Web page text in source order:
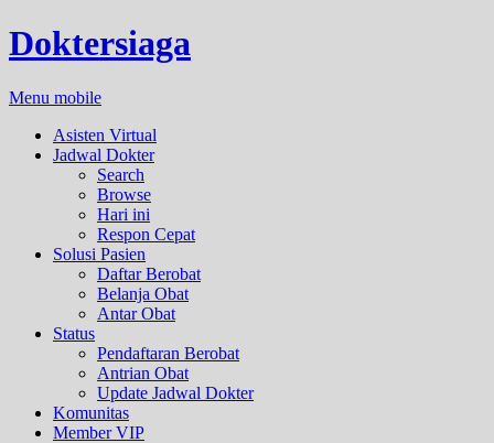
Doktersiaga
Menu mobile
Asisten Virtual
Jadwal Dokter
Search
Browse
Hari ini
Respon Cepat
Solusi Pasien
Daftar Berobat
Belanja Obat
Antar Obat
Status
Pendaftaran Berobat
Antrian Obat
Update Jadwal Dokter
Komunitas
Member VIP